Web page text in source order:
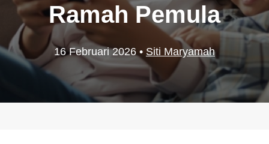
Ramah Pemula
16 Februari 2026 • Siti Maryamah